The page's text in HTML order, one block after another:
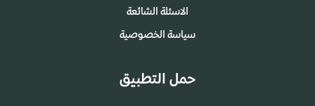
الاسئلة الشائعة
سياسة الخصوصية
حمل التطبيق